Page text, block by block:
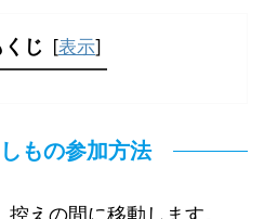
くじ [表示]
もの参加方法
えの間に移動します。